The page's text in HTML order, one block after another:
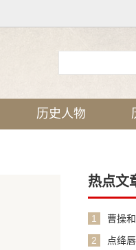
历史人物
热点文
1
曹操
2
点绛